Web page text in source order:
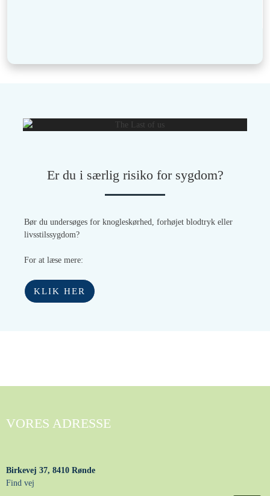
Er du i særlig risiko for sygdom?
Bør du undersøges for knogleskørhed, forhøjet blodtryk eller
livsstilssygdom?
For at læse mere:
KLIK HER
VORES ADRESSE
Birkevej 37, 8410 Rønde
Find vej